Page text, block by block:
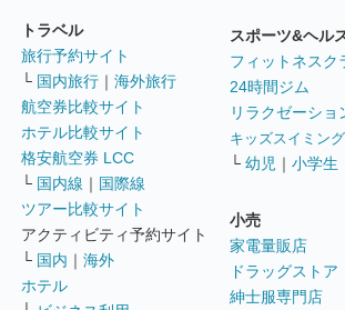
トラベル
旅行予約サイト
└ 国内旅行 ｜ 海外旅行
航空券比較サイト
ホテル比較サイト
格安航空券 LCC
└ 国内線 ｜ 国際線
ツアー比較サイト
アクティビティ予約サイト
└ 国内 ｜ 海外
ホテル
スポーツ&ヘル
フィットネスク
24時間ジム
リラクゼーショ
キッズスイミン
└ 幼児 ｜ 小学生
小売
家電量販店
ドラッグストア
紳士服専門店